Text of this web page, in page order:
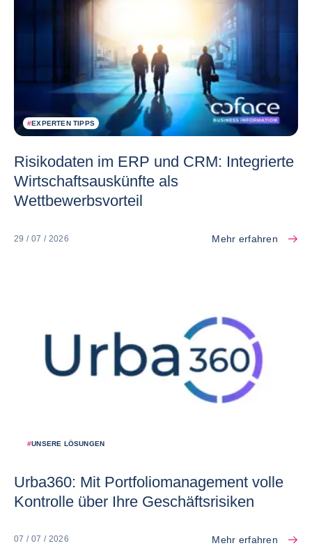
#EXPERTEN TIPPS
Risikodaten im ERP und CRM: Integrierte
Wirtschaftsauskünfte als
Wettbewerbsvorteil
29 / 07 / 2026 Mehr erfahren
#UNSERE LÖSUNGEN
Urba360: Mit Portfoliomanagement volle
Kontrolle über Ihre Geschäftsrisiken
07 / 07 / 2026 Mehr erfahren